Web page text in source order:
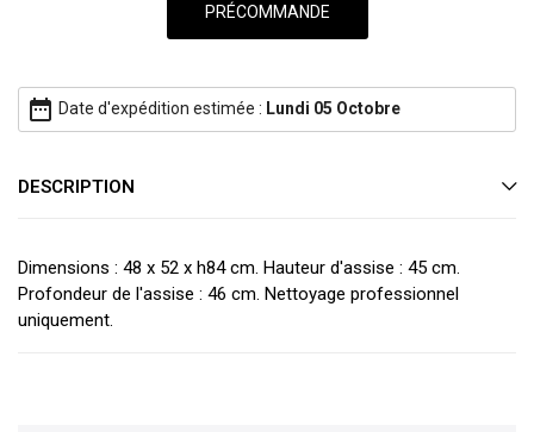
date_range Date d'expédition estimée : Lundi 05 Octobre
DESCRIPTION
Dimensions : 48 x 52 x h84 cm. Hauteur d'assise : 45 cm.
Profondeur de l'assise : 46 cm. Nettoyage professionnel
uniquement.